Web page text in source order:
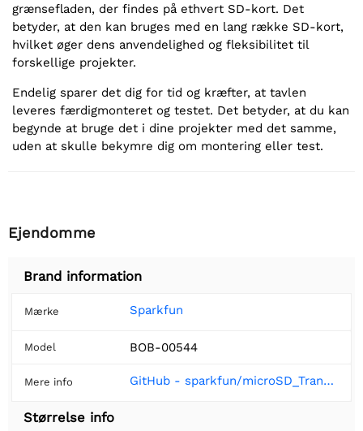
grænsefladen, der findes på ethvert SD-kort. Det
betyder, at den kan bruges med en lang række SD-kort,
hvilket øger dens anvendelighed og fleksibilitet til
forskellige projekter.
Endelig sparer det dig for tid og kræfter, at tavlen
leveres færdigmonteret og testet. Det betyder, at du kan
begynde at bruge det i dine projekter med det samme,
uden at skulle bekymre dig om montering eller test.
Ejendomme
Brand information
Mærke Sparkfun
Model BOB-00544
Mere info GitHub - sparkfun/microSD_Transflash_Breakout at V_1.4
Størrelse info